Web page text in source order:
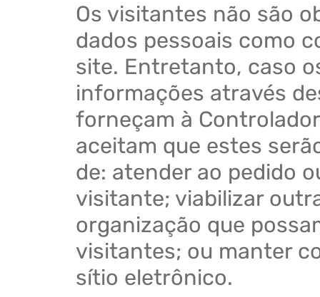
Os visitantes não são
dados pessoais como
site. Entretanto, caso
informações através
forneçam à
aceitam que estes
de: atender ao pedido
visitante; viabilizar
organização que
visitantes; ou manter
sítio eletrônico.